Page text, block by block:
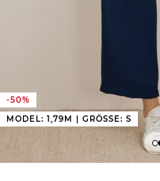
-50%
MODEL: 1,79M | GRÖSSE: S